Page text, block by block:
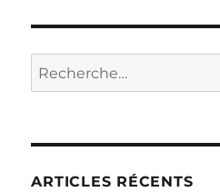
publications
Recherche
pour :
ARTICLES RÉCENTS